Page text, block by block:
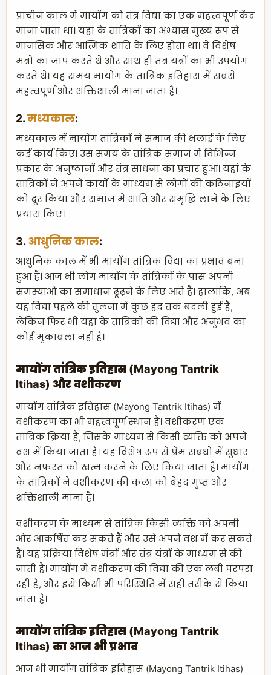
प्राचीन काल में मायोंग को तंत्र विद्या का एक महत्वपूर्ण केंद्र
माना जाता था। यहां के तांत्रिकों का अभ्यास मुख्य रूप से
मानसिक और आत्मिक शांति के लिए होता था। वे विशेष
मंत्रों का जाप करते थे और साथ ही तंत्र यंत्रों का भी उपयोग
करते थे। यह समय मायोंग के तांत्रिक इतिहास में सबसे
महत्वपूर्ण और शक्तिशाली माना जाता है।
2.मध्यकाल:
मध्यकाल में मायोंग तांत्रिकों ने समाज की भलाई के लिए
कई कार्य किए। उस समय के तांत्रिक समाज में विभिन्न
प्रकार के अनुष्ठानों और तंत्र साधना का प्रचार हुआ। यहां के
तांत्रिकों ने अपने कार्यों के माध्यम से लोगों की कठिनाइयों
को दूर किया और समाज में शांति और समृद्धि लाने के लिए
प्रयास किए।
3. आधुनिक काल:
आधुनिक काल में भी मायोंग तांत्रिक विद्या का प्रभाव बना
हुआ है। आज भी लोग मायोंग के तांत्रिकों के पास अपनी
समस्याओं का समाधान ढूंढ़ने के लिए आते हैं। हालांकि, अब
यह विद्या पहले की तुलना में कुछ हद तक बदली हुई है,
लेकिन फिर भी यहां के तांत्रिकों की विद्या और अनुभव का
कोई मुकाबला नहीं है।
मायोंग तांत्रिक इतिहास (Mayong Tantrik
Itihas) और वशीकरण
मायोंग तांत्रिक इतिहास (Mayong Tantrik Itihas) में
वशीकरण का भी महत्वपूर्ण स्थान है। वशीकरण एक
तांत्रिक क्रिया है, जिसके माध्यम से किसी व्यक्ति को अपने
वश में किया जाता है। यह विशेष रूप से प्रेम संबंधों में सुधार
और नफरत को खत्म करने के लिए किया जाता है। मायोंग
के तांत्रिकों ने वशीकरण की कला को बेहद गुप्त और
शक्तिशाली माना है।
वशीकरण के माध्यम से तांत्रिक किसी व्यक्ति को अपनी
ओर आकर्षित कर सकते हैं और उसे अपने वश में कर सकते
हैं। यह प्रक्रिया विशेष मंत्रों और तंत्र यंत्रों के माध्यम से की
जाती है। मायोंग में वशीकरण की विद्या की एक लंबी परंपरा
रही है, और इसे किसी भी परिस्थिति में सही तरीके से किया
जाता है।
मायोंग तांत्रिक इतिहास (Mayong Tantrik
Itihas) का आज भी प्रभाव
आज भी मायोंग तांत्रिक इतिहास (Mayong Tantrik Itihas)